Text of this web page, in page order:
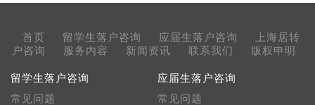
首页 留学生落户咨询 应届生落户咨询
上海居转
户咨询
服务内容 新闻资讯 联系我们 版权申明
留学生落户咨询
常见问题
应届生落户咨询
常见问题